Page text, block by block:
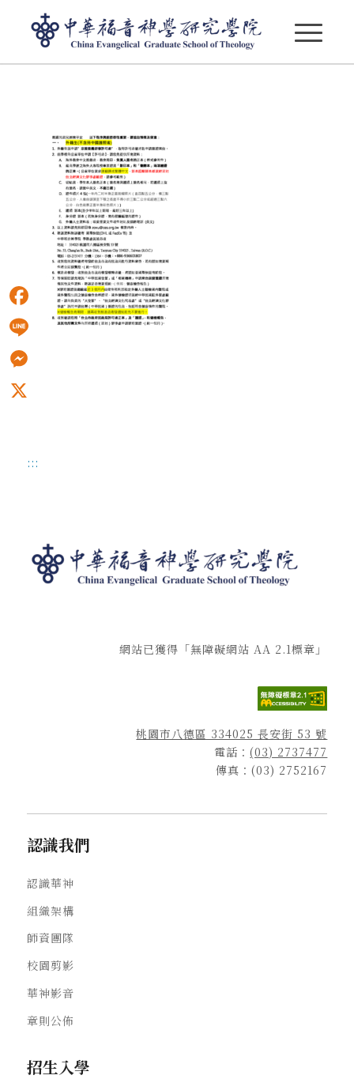
:::
網站已獲得「無障礙網站 AA 2.1標章」
桃園市八德區 334025 長安街 53 號
電話：(03) 2737477
傳真：(03) 2752167
認識我們
認識華神
組織架構
師資團隊
校園剪影
華神影音
章則公佈
招生入學
Facebook
Line
Messenger